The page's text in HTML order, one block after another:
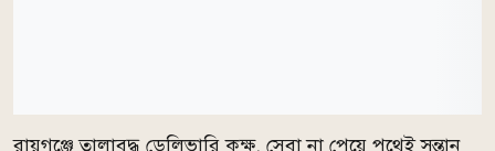
রায়গঞ্জে তালাবদ্ধ ডেলিভারি কক্ষ, সেবা না পেয়ে পথেই সন্তান